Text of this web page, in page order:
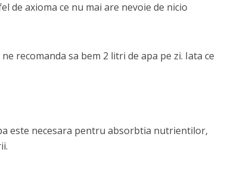
de axioma ce nu mai are nevoie de nicio
recomanda sa bem 2 litri de apa pe zi. Iata ce
este necesara pentru absorbtia nutrientilor,